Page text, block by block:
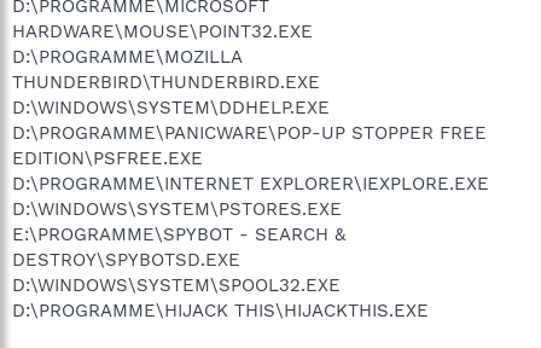
D:\PROGRAMME\MICROSOFT
HARDWARE\MOUSE\POINT32.EXE
D:\PROGRAMME\MOZILLA
THUNDERBIRD\THUNDERBIRD.EXE
D:\WINDOWS\SYSTEM\DDHELP.EXE
D:\PROGRAMME\PANICWARE\POP-UP STOPPER FREE
EDITION\PSFREE.EXE
D:\PROGRAMME\INTERNET EXPLORER\IEXPLORE.EXE
D:\WINDOWS\SYSTEM\PSTORES.EXE
E:\PROGRAMME\SPYBOT - SEARCH &
DESTROY\SPYBOTSD.EXE
D:\WINDOWS\SYSTEM\SPOOL32.EXE
D:\PROGRAMME\HIJACK THIS\HIJACKTHIS.EXE